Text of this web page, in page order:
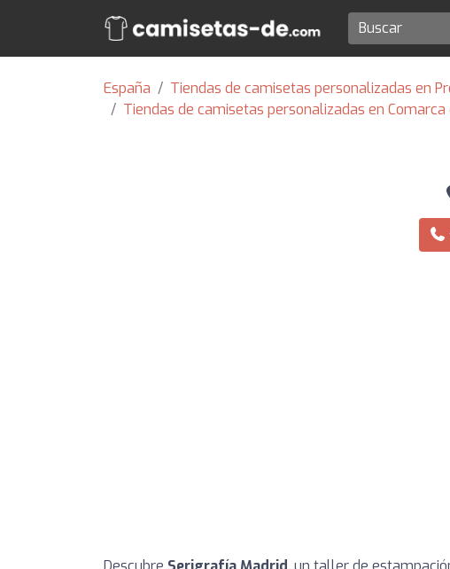
España
Tiendas de camisetas personalizadas en
Tiendas de camisetas personalizadas en